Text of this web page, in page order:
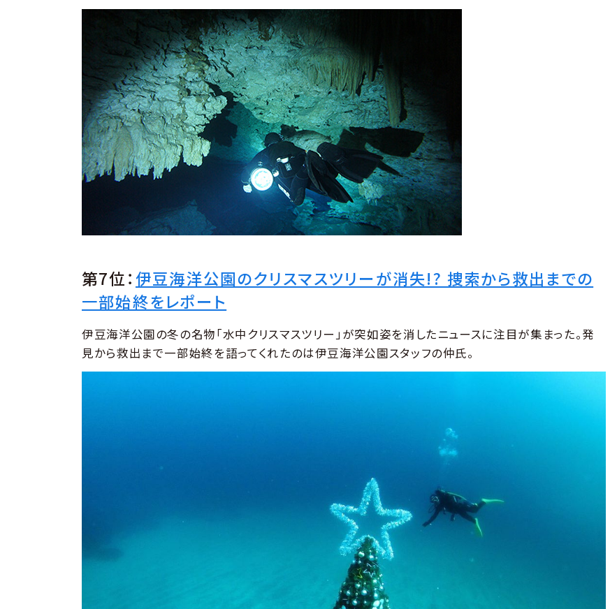
第7位：伊豆海洋公園のクリスマスツリーが消失!? 捜索から救出までの
一部始終をレポート
伊豆海洋公園の冬の名物「水中クリスマスツリー」が突如姿を消したニュースに注目が集まった。発
見から救出まで一部始終を語ってくれたのは伊豆海洋公園スタッフの仲氏。